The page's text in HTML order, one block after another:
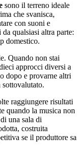
sono il terreno ideale
che svanisca,
con suoni e
qualsiasi altra parte:
domestico.
Quando non stai
approcci diversi a
dopo e provarne altri
raggiungere risultati
quando la musica non
una sala di
costruita
se il produttore sa